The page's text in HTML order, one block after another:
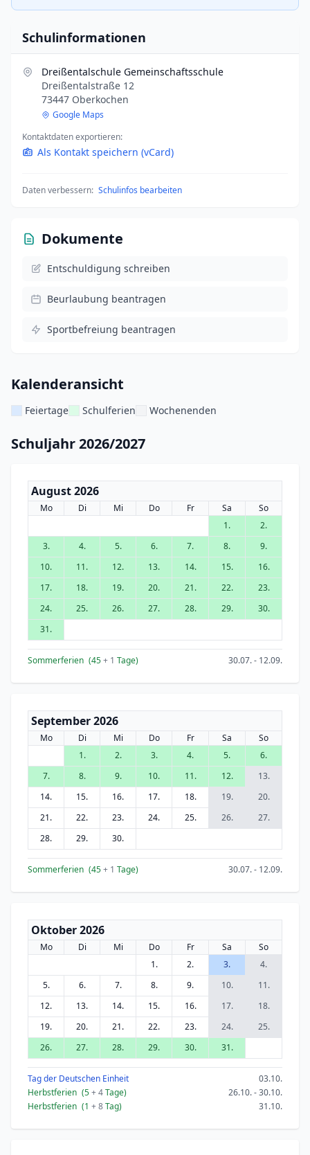
Schulinformationen
Dreißentalschule Gemeinschaftsschule
Dreißentalstraße 12
73447 Oberkochen
Google Maps
Kontaktdaten exportieren:
Als Kontakt speichern (vCard)
Daten verbessern: Schulinfos bearbeiten
Dokumente
Entschuldigung schreiben
Beurlaubung beantragen
Sportbefreiung beantragen
Kalenderansicht
Feiertage Schulferien Wochenenden
Schuljahr 2026/2027
August 2026
Mo Di Mi Do Fr Sa
So
1.
2.
3.
4. 5. 6. 7. 8.
9.
10.
11. 12. 13. 14. 15.
16.
17.
18. 19. 20. 21. 22.
23.
24.
25. 26. 27. 28. 29.
30.
31.
Sommerferien (45+ 1 Tage) 30.07. - 12.09.
September 2026
Mo Di Mi Do Fr Sa
So
1.
2. 3. 4. 5.
6.
7.
8. 9. 10. 11. 12.
13.
14.
15. 16. 17. 18. 19.
20.
21.
22. 23. 24. 25. 26.
27.
28.
29. 30.
Sommerferien (45+ 1 Tage) 30.07. - 12.09.
Oktober 2026
Mo Di Mi Do Fr Sa
So
1.
2. 3.
4.
5.
6. 7. 8. 9. 10.
11.
12.
13. 14. 15. 16. 17.
18.
19.
20. 21. 22. 23. 24.
25.
26.
27. 28. 29. 30. 31.
Tag der Deutschen Einheit
03.10.
Herbstferien (5+ 4Tage)
26.10. - 30.10.
Herbstferien (1 + 8Tag) 31.10.